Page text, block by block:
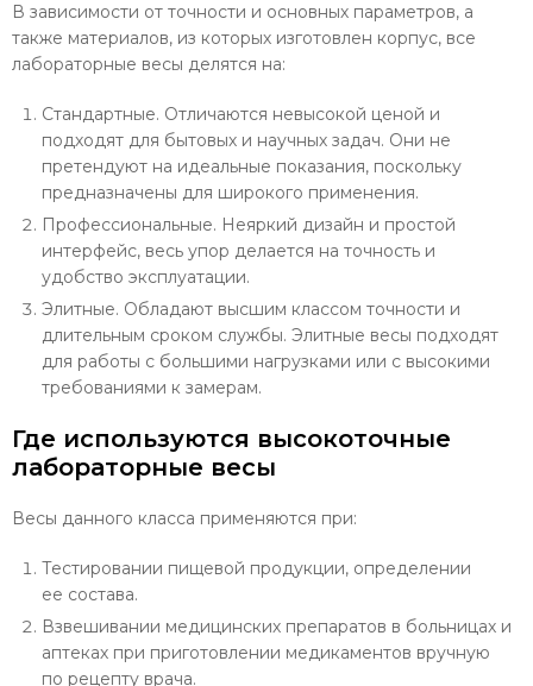
В зависимости от точности и основных параметров, а
также материалов, из которых изготовлен корпус, все
лабораторные весы делятся на:
Стандартные. Отличаются невысокой ценой и
подходят для бытовых и научных задач. Они не
претендуют на идеальные показания, поскольку
предназначены для широкого применения.
Профессиональные. Неяркий дизайн и простой
интерфейс, весь упор делается на точность и
удобство эксплуатации.
Элитные. Обладают высшим классом точности и
длительным сроком службы. Элитные весы подходят
для работы с большими нагрузками или с высокими
требованиями к замерам.
Где используются высокоточные
лабораторные весы
Весы данного класса применяются при:
Тестировании пищевой продукции, определении
ее состава.
Взвешивании медицинских препаратов в больницах и
аптеках при приготовлении медикаментов вручную
по рецепту врача.